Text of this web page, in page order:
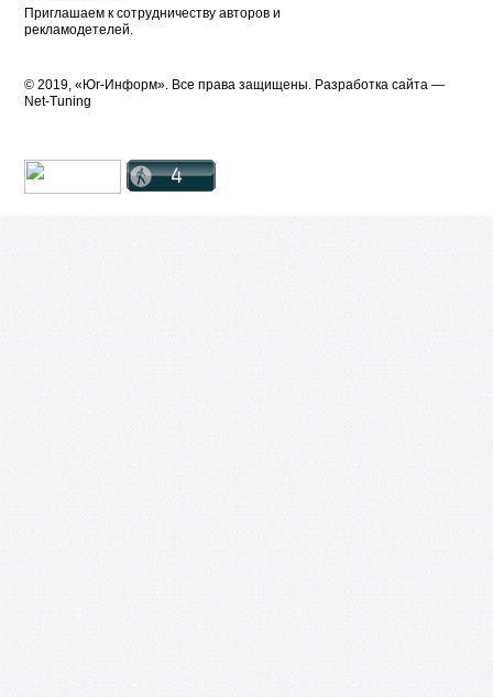
Приглашаем к сотрудничеству авторов и
рекламодетелей.
© 2019, «Юг-Информ». Все права защищены. Разработка cайта —
Net-Tuning